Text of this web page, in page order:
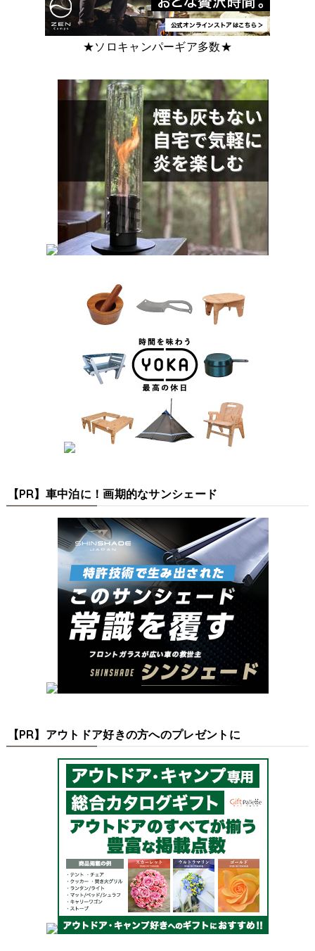
★ソロキャンパーギア多数★
【PR】車中泊に！画期的なサンシェード
【PR】アウトドア好きの方へのプレゼントに